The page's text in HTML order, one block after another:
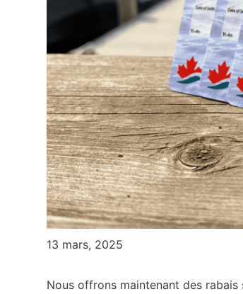
13 mars, 2025
Nous offrons maintenant des rabais